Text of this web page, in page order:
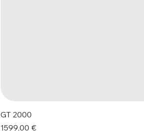
GT 2000
Prezzo
1599,00 €